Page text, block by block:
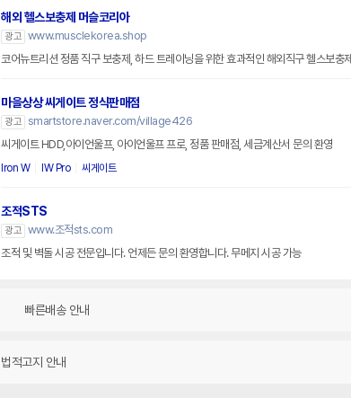
해외 헬스보충제 머슬코리아
광고 www.musclekorea.shop
코어뉴트리션 정품 직구 보충제, 하드 트레이닝을 위한 효과적인 해외직구 헬스보충제
마을상상 씨게이트 정식판매점
광고 smartstore.naver.com/village426
씨게이트 HDD,아이언울프, 아이언울프 프로, 정품 판매점, 세금계산서 문의 환영
Iron W IW Pro 씨게이트
조적STS
광고 www.조적sts.com
조적 및 벽돌 시공 전문입니다. 언제든 문의 환영합니다. 무메지 시공 가능
빠른배송 안내
법적고지 안내